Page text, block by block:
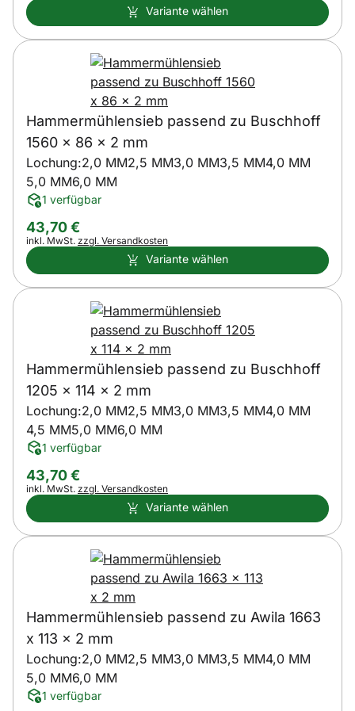
Variante wählen
Hammermühlensieb passend zu Buschhoff
1560 x 86 x 2 mm
Lochung:2,0 MM2,5 MM3,0 MM3,5 MM4,0 MM
5,0 MM6,0 MM
1 verfügbar
43,70€
Steuerhinweis:
inkl. MwSt. zzgl. Versandkosten
Variante wählen
Hammermühlensieb passend zu Buschhoff
1205 x 114 x 2 mm
Lochung:2,0 MM2,5 MM3,0 MM3,5 MM4,0 MM
4,5 MM5,0 MM6,0 MM
1 verfügbar
43,70€
Steuerhinweis:
inkl. MwSt. zzgl. Versandkosten
Variante wählen
Hammermühlensieb passend zu Awila 1663
x 113 x 2 mm
Lochung:2,0 MM2,5 MM3,0 MM3,5 MM4,0 MM
5,0 MM6,0 MM
1 verfügbar